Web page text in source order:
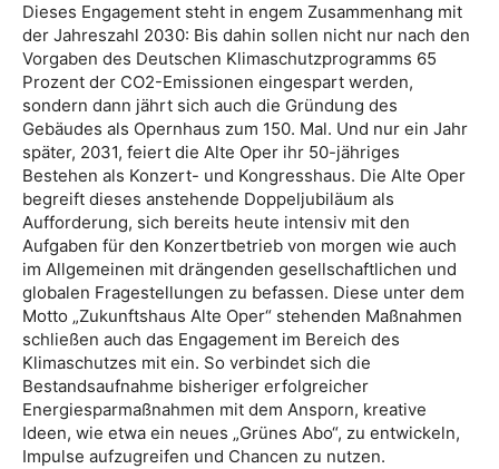
Dieses Engagement steht in engem Zusammenhang mit
der Jahreszahl 2030: Bis dahin sollen nicht nur nach den
Vorgaben des Deutschen Klimaschutzprogramms 65
Prozent der CO2-Emissionen eingespart werden,
sondern dann jährt sich auch die Gründung des
Gebäudes als Opernhaus zum 150. Mal. Und nur ein Jahr
später, 2031, feiert die Alte Oper ihr 50-jähriges
Bestehen als Konzert- und Kongresshaus. Die Alte Oper
begreift dieses anstehende Doppeljubiläum als
Aufforderung, sich bereits heute intensiv mit den
Aufgaben für den Konzertbetrieb von morgen wie auch
im Allgemeinen mit drängenden gesellschaftlichen und
globalen Fragestellungen zu befassen. Diese unter dem
Motto „Zukunftshaus Alte Oper“ stehenden Maßnahmen
schließen auch das Engagement im Bereich des
Klimaschutzes mit ein. So verbindet sich die
Bestandsaufnahme bisheriger erfolgreicher
Energiesparmaßnahmen mit dem Ansporn, kreative
Ideen, wie etwa ein neues „Grünes Abo“, zu entwickeln,
Impulse aufzugreifen und Chancen zu nutzen.